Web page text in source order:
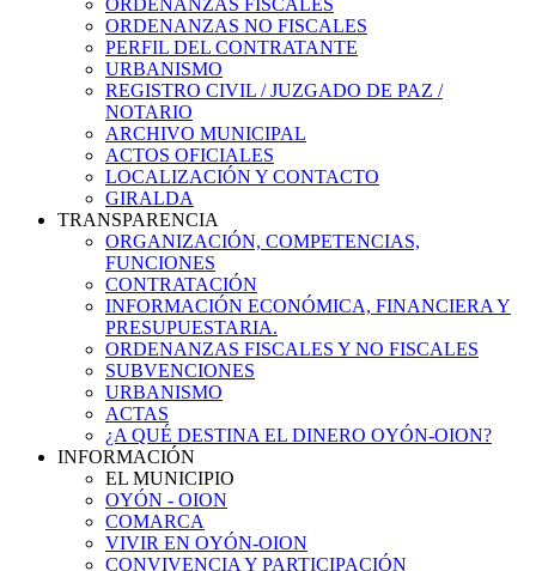
ORDENANZAS FISCALES
ORDENANZAS NO FISCALES
PERFIL DEL CONTRATANTE
URBANISMO
REGISTRO CIVIL / JUZGADO DE PAZ /
NOTARIO
ARCHIVO MUNICIPAL
ACTOS OFICIALES
LOCALIZACIÓN Y CONTACTO
GIRALDA
TRANSPARENCIA
ORGANIZACIÓN, COMPETENCIAS,
FUNCIONES
CONTRATACIÓN
INFORMACIÓN ECONÓMICA, FINANCIERA Y
PRESUPUESTARIA.
ORDENANZAS FISCALES Y NO FISCALES
SUBVENCIONES
URBANISMO
ACTAS
¿A QUÉ DESTINA EL DINERO OYÓN-OION?
INFORMACIÓN
EL MUNICIPIO
OYÓN - OION
COMARCA
VIVIR EN OYÓN-OION
CONVIVENCIA Y PARTICIPACIÓN